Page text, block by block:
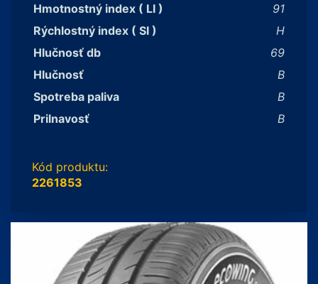
Hmotnostný index ( LI )
91
Rýchlostný index ( SI )
H
Hlučnosť db
69
Hlučnosť
B
Spotreba paliva
B
Prilnavosť
B
Kód produktu:
2261853